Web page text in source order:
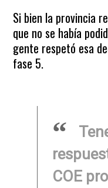
Si bien la provincia
que no se había
gente respetó esa
fase 5.
COE